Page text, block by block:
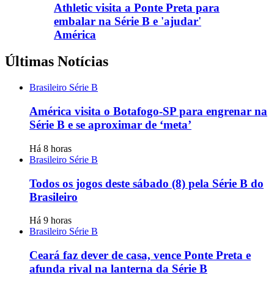
Athletic visita a Ponte Preta para
embalar na Série B e 'ajudar'
América
Últimas Notícias
Brasileiro Série B
América visita o Botafogo-SP para engrenar na
Série B e se aproximar de ‘meta’
Há 8 horas
Brasileiro Série B
Todos os jogos deste sábado (8) pela Série B do
Brasileiro
Há 9 horas
Brasileiro Série B
Ceará faz dever de casa, vence Ponte Preta e
afunda rival na lanterna da Série B